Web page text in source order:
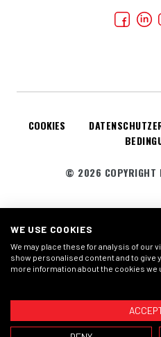
COOKIES
© 2026 COPYRIGHT
WE USE COOKIES
We may place these for analysis of our
show personalised content and to give
more information about the cookies we